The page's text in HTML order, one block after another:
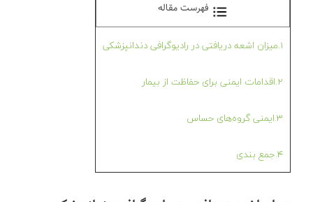
فهرست مقاله
1.میزان اشعه دریافتی در رادیوگرافی دندانپزشکی
2.اقدامات ایمنی برای حفاظت از بیمار
3.ایمنی گروه‌های حساس
4.جمع بندی